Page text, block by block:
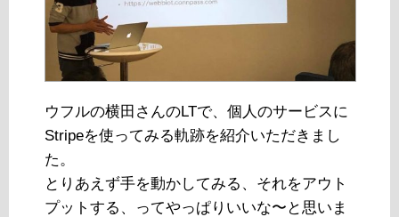
ウフルの横田さんのLTで、個人のサービスに
Stripeを使ってみる軌跡を紹介いただきまし
た。
とりあえず手を動かしてみる、それをアウト
プットする、ってやっぱりいいな〜と思いま